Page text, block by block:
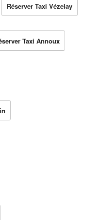
Réserver Taxi Vézelay
Taxi Annoux